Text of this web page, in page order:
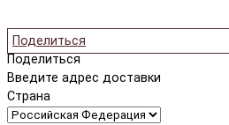
Поделиться
Поделиться
Введите адрес доставки
Страна